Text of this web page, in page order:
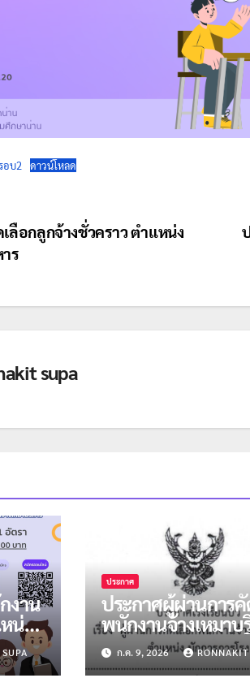
อบ2 ดาวน์โหลด
ลือกลูกจ้างชั่วคราว ตำแหน่ง
ร
supa
งาน
น่ง
1
ประกาศ
ประกาศผู้ผ่านการคั
พนักงานจ้างเหมาบ
ตำแหน่งนักการภาร
จำนวน 2 อัตรา
ก.ค. 9, 2026